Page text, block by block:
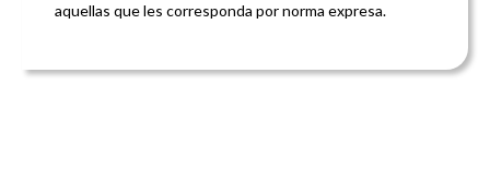
aquellas que les corresponda por norma expresa.